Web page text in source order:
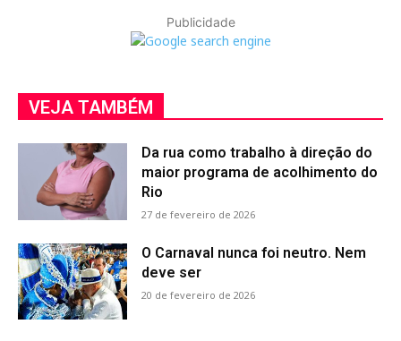
Publicidade
VEJA TAMBÉM
Da rua como trabalho à direção do
maior programa de acolhimento do
Rio
27 de fevereiro de 2026
O Carnaval nunca foi neutro. Nem
deve ser
20 de fevereiro de 2026